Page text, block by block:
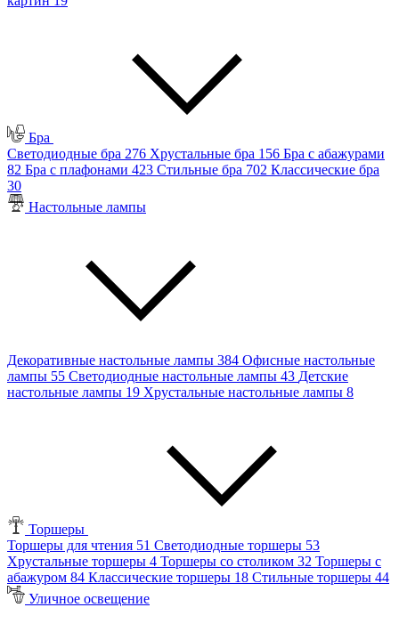
Бра
Светодиодные бра 276 Хрустальные бра 156 Бра с абажурами
82 Бра с плафонами 423 Стильные бра 702 Классические бра
30
Настольные лампы
Декоративные настольные лампы 384 Офисные настольные
лампы 55 Светодиодные настольные лампы 43 Детские
настольные лампы 19 Хрустальные настольные лампы 8
Торшеры
Торшеры для чтения 51 Светодиодные торшеры 53
Хрустальные торшеры 4 Торшеры со столиком 32 Торшеры с
абажуром 84 Классические торшеры 18 Стильные торшеры 44
Уличное освещение